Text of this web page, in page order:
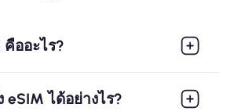
คืออะไร?
eSIM ได้อย่างไร?